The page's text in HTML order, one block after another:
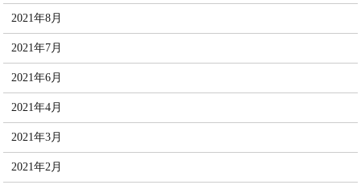
2021年8月
2021年7月
2021年6月
2021年4月
2021年3月
2021年2月